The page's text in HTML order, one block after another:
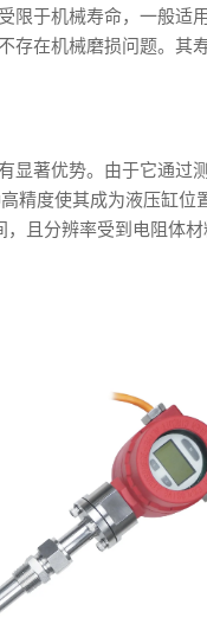
限于机械寿命，一般
存在机械磨损问题。
显著优势。由于它通
精度使其成为液压缸
且分辨率受到电阻体